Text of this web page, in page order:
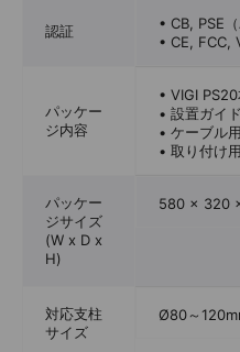
認証
• CB, PSE
• CE, FCC,
パッケー
ジ内容
• VIGI
• 設置ガイド
• ケーブル
• 取り付け
パッケー
ジサイズ
(W x D x
H)
580 × 320
対応支柱
サイズ
Ø80～